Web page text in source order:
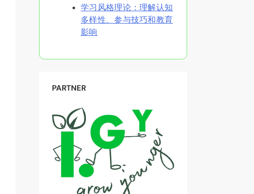
学习风格理论：理解认知
多样性、参与技巧和教育
影响
PARTNER